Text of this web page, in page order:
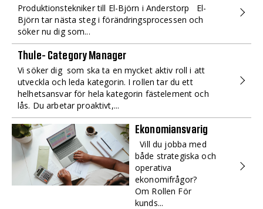
Produktionstekniker till El-Björn i Anderstorp El-
Björn tar nästa steg i förändringsprocessen och
söker nu dig som...
Thule- Category Manager
Vi söker dig som ska ta en mycket aktiv roll i att
utveckla och leda kategorin. I rollen tar du ett
helhetsansvar för hela kategorin fästelement och
lås. Du arbetar proaktivt,...
Ekonomiansvarig
Vill du jobba med
både strategiska och
operativa
ekonomifrågor?
Om Rollen För
kunds...